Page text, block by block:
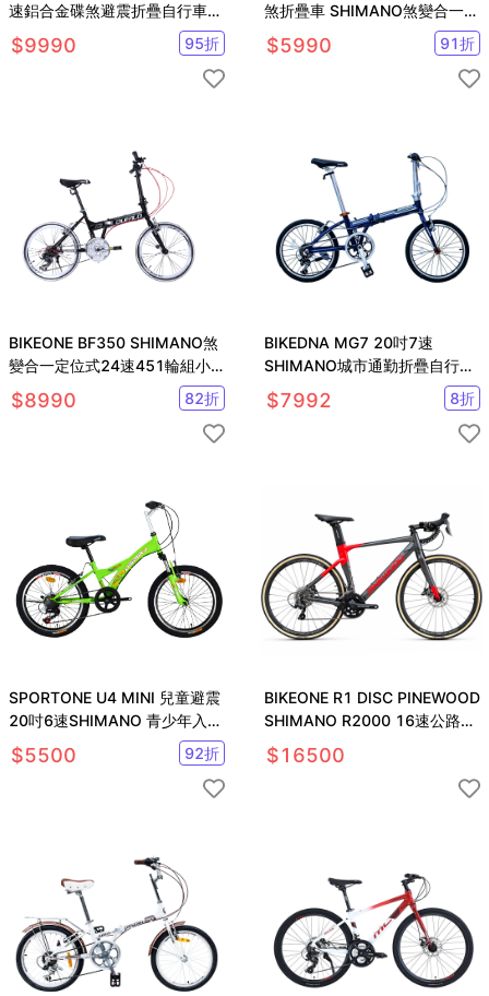
速鋁合金碟煞避震折疊自行車搭
載SHIMANO變速煞變合一
$9990 95折
煞折疊車 SHIMANO煞變合一
指撥定位變速
$5990 91折
BIKEONE BF350 SHIMANO煞
變合一定位式24速451輪組小
折疊車,都會通勤神器
$8990 82折
BIKEDNA MG7 20吋7速
SHIMANO城市通勤折疊自行車
便捷換檔僅11.7 KG 免安裝
$7992 8折
SPORTONE U4 MINI 兒童避震
20吋6速SHIMANO 青少年入門
登山車山地車
$5500 92折
BIKEONE R1 DISC PINEWOOD
SHIMANO R2000 16速公路車
車
$16500